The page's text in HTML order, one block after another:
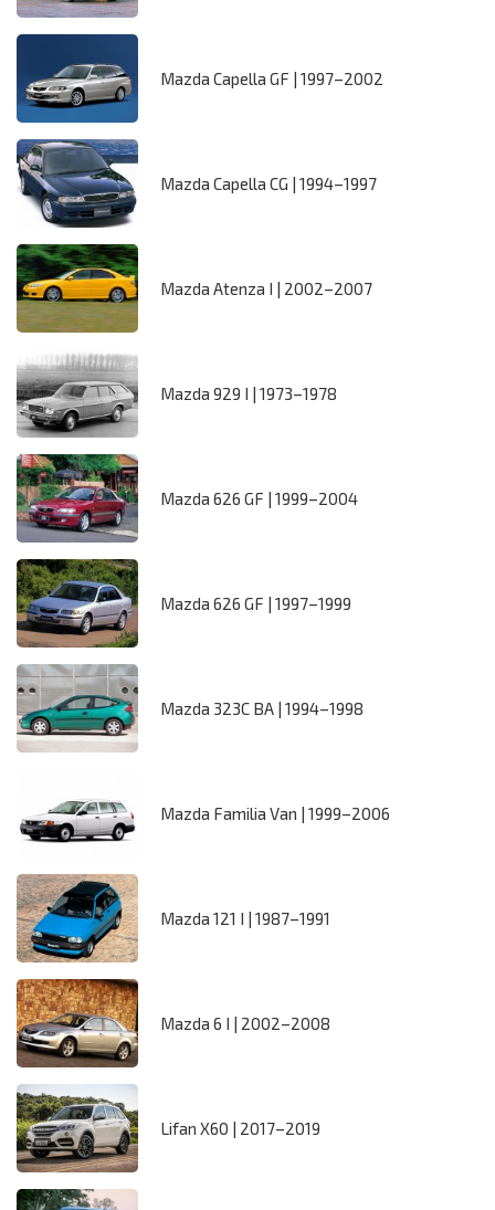
Mazda Capella GF | 1997–2002
Mazda Capella CG | 1994–1997
Mazda Atenza I | 2002–2007
Mazda 929 I | 1973–1978
Mazda 626 GF | 1999–2004
Mazda 626 GF | 1997–1999
Mazda 323C BA | 1994–1998
Mazda Familia Van | 1999–2006
Mazda 121 I | 1987–1991
Mazda 6 I | 2002–2008
Lifan X60 | 2017–2019